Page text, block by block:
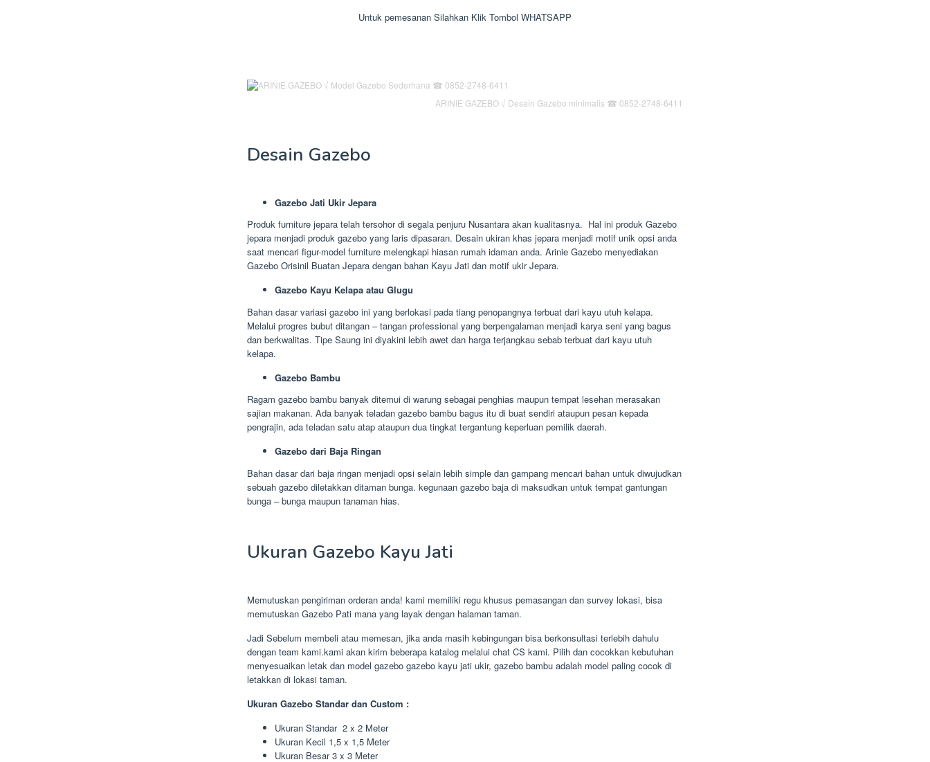
Untuk pemesanan Silahkan Klik Tombol WHATSAPP
ARINIE GAZEBO √ Desain Gazebo minimalis ☎ 0852-2748-6411
Desain Gazebo
Gazebo Jati Ukir Jepara
Produk furniture jepara telah tersohor di segala penjuru Nusantara akan kualitasnya. Hal ini produk Gazebo
jepara menjadi produk gazebo yang laris dipasaran. Desain ukiran khas jepara menjadi motif unik opsi anda
saat mencari figur-model furniture melengkapi hiasan rumah idaman anda. Arinie Gazebo menyediakan
Gazebo Orisinil Buatan Jepara dengan bahan Kayu Jati dan motif ukir Jepara.
Gazebo Kayu Kelapa atau Glugu
Bahan dasar variasi gazebo ini yang berlokasi pada tiang penopangnya terbuat dari kayu utuh kelapa.
Melalui progres bubut ditangan – tangan professional yang berpengalaman menjadi karya seni yang bagus
dan berkwalitas. Tipe Saung ini diyakini lebih awet dan harga terjangkau sebab terbuat dari kayu utuh
kelapa.
Gazebo Bambu
Ragam gazebo bambu banyak ditemui di warung sebagai penghias maupun tempat lesehan merasakan
sajian makanan. Ada banyak teladan gazebo bambu bagus itu di buat sendiri ataupun pesan kepada
pengrajin, ada teladan satu atap ataupun dua tingkat tergantung keperluan pemilik daerah.
Gazebo dari Baja Ringan
Bahan dasar dari baja ringan menjadi opsi selain lebih simple dan gampang mencari bahan untuk diwujudkan
sebuah gazebo diletakkan ditaman bunga. kegunaan gazebo baja di maksudkan untuk tempat gantungan
bunga – bunga maupun tanaman hias.
Ukuran Gazebo Kayu Jati
Memutuskan pengiriman orderan anda! kami memiliki regu khusus pemasangan dan survey lokasi, bisa
memutuskan Gazebo Pati mana yang layak dengan halaman taman.
Jadi Sebelum membeli atau memesan, jika anda masih kebingungan bisa berkonsultasi terlebih dahulu
dengan team kami.kami akan kirim beberapa katalog melalui chat CS kami. Pilih dan cocokkan kebutuhan
menyesuaikan letak dan model gazebo gazebo kayu jati ukir, gazebo bambu adalah model paling cocok di
letakkan di lokasi taman.
Ukuran Gazebo Standar dan Custom :
Ukuran Standar 2 x 2 Meter
Ukuran Kecil 1,5 x 1,5 Meter
Ukuran Besar 3 x 3 Meter